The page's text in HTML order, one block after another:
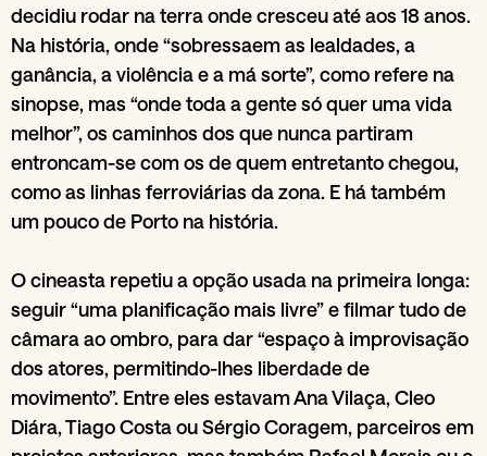
decidiu rodar na terra onde cresceu até aos 18 anos.
Na história, onde “sobressaem as lealdades, a
ganância, a violência e a má sorte”, como refere na
sinopse, mas “onde toda a gente só quer uma vida
melhor”, os caminhos dos que nunca partiram
entroncam-se com os de quem entretanto chegou,
como as linhas ferroviárias da zona. E há também
um pouco de Porto na história.
O cineasta repetiu a opção usada na primeira longa:
seguir “uma planificação mais livre” e filmar tudo de
câmara ao ombro, para dar “espaço à improvisação
dos atores, permitindo-lhes liberdade de
movimento”. Entre eles estavam Ana Vilaça, Cleo
Diára, Tiago Costa ou Sérgio Coragem, parceiros em